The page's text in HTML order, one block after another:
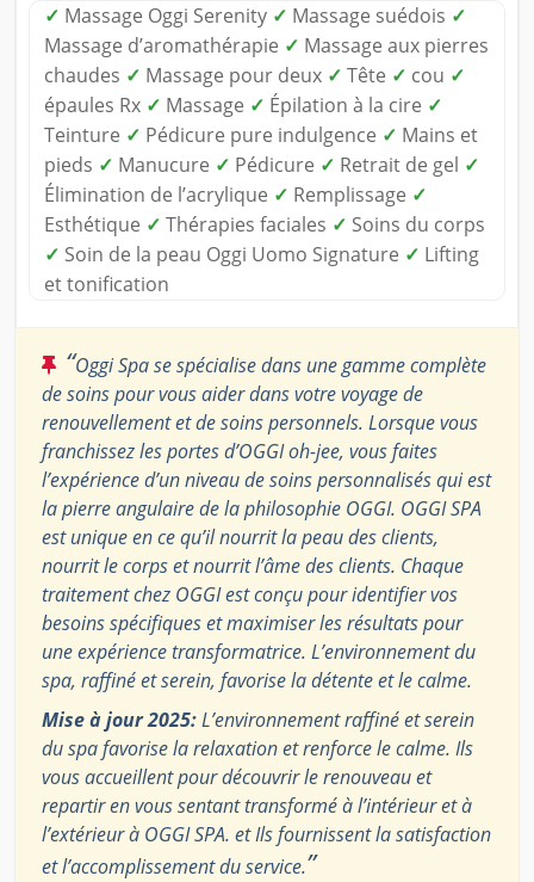
✓ Massage Oggi Serenity ✓ Massage suédois ✓
Massage d’aromathérapie ✓ Massage aux pierres
chaudes ✓ Massage pour deux ✓ Tête ✓ cou ✓
épaules Rx ✓ Massage ✓ Épilation à la cire ✓
Teinture ✓ Pédicure pure indulgence ✓ Mains et
pieds ✓ Manucure ✓ Pédicure ✓ Retrait de gel ✓
Élimination de l’acrylique ✓ Remplissage ✓
Esthétique ✓ Thérapies faciales ✓ Soins du corps
✓ Soin de la peau Oggi Uomo Signature ✓ Lifting
et tonification
“Oggi Spa se spécialise dans une gamme complète
de soins pour vous aider dans votre voyage de
renouvellement et de soins personnels. Lorsque vous
franchissez les portes d’OGGI oh-jee, vous faites
l’expérience d’un niveau de soins personnalisés qui est
la pierre angulaire de la philosophie OGGI. OGGI SPA
est unique en ce qu’il nourrit la peau des clients,
nourrit le corps et nourrit l’âme des clients. Chaque
traitement chez OGGI est conçu pour identifier vos
besoins spécifiques et maximiser les résultats pour
une expérience transformatrice. L’environnement du
spa, raffiné et serein, favorise la détente et le calme.
Mise à jour 2025:L’environnement raffiné et serein
du spa favorise la relaxation et renforce le calme. Ils
vous accueillent pour découvrir le renouveau et
repartir en vous sentant transformé à l’intérieur et à
l’extérieur à OGGI SPA. et Ils fournissent la satisfaction
et l’accomplissement du service.”